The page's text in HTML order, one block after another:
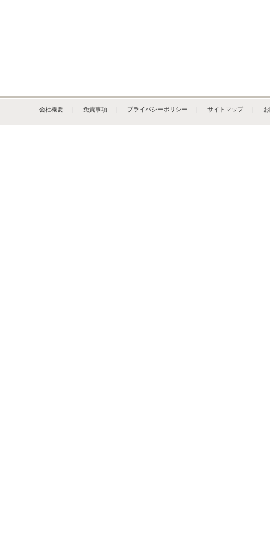
会社概要 免責事項 プライバシーポリシー サイトマップ｜